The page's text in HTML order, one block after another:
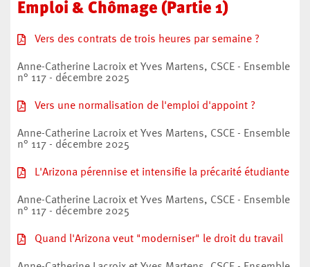
Emploi & Chômage (Partie 1)
Vers des contrats de trois heures par semaine ?
Anne-Catherine Lacroix et Yves Martens, CSCE - Ensemble
n° 117 - décembre 2025
Vers une normalisation de l'emploi d'appoint ?
Anne-Catherine Lacroix et Yves Martens, CSCE - Ensemble
n° 117 - décembre 2025
L'Arizona pérennise et intensifie la précarité étudiante
Anne-Catherine Lacroix et Yves Martens, CSCE - Ensemble
n° 117 - décembre 2025
Quand l'Arizona veut "moderniser" le droit du travail